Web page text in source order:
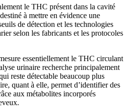
le THC présent dans la cavité
à mettre en évidence une
de détection et les technologies
selon les fabricants et les protocoles
essentiellement le THC circulant
urinaire recherche principalement
reste détectable beaucoup plus
quant à elle, permet d’identifier des
aux métabolites incorporés